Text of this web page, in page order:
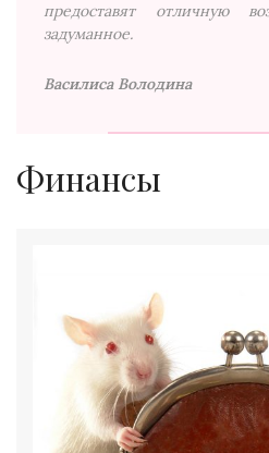
предоставят отличную
задуманное.
Василиса Володина
Финансы